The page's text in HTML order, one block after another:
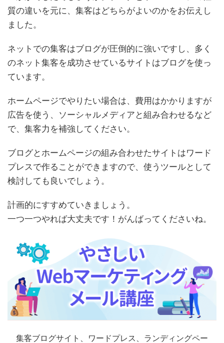
質の違いを元に、集客はどちらがよいのかをお伝えし
ました。
ネットでの集客はブログが圧倒的に強いですし、多く
のネット集客を成功させているサイトはブログを使っ
ています。
ホームページでやりたい場合は、費用はかかりますが
広告を使う、ソーシャルメディアと組み合わせるなど
で、集客力を補強してください。
ブログとホームページの組み合わせたサイトはワード
プレスで作ることができますので、使うツールとして
検討しても良いでしょう。
計画的にすすめていきましょう。
一つ一つやれば大丈夫です！がんばってくださいね。
集客ブログサイト、ワードプレス、ランディングペー